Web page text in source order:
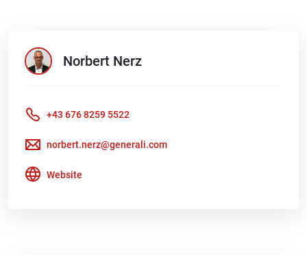
Norbert Nerz
+43 676 8259 5522
norbert.nerz@generali.com
Website